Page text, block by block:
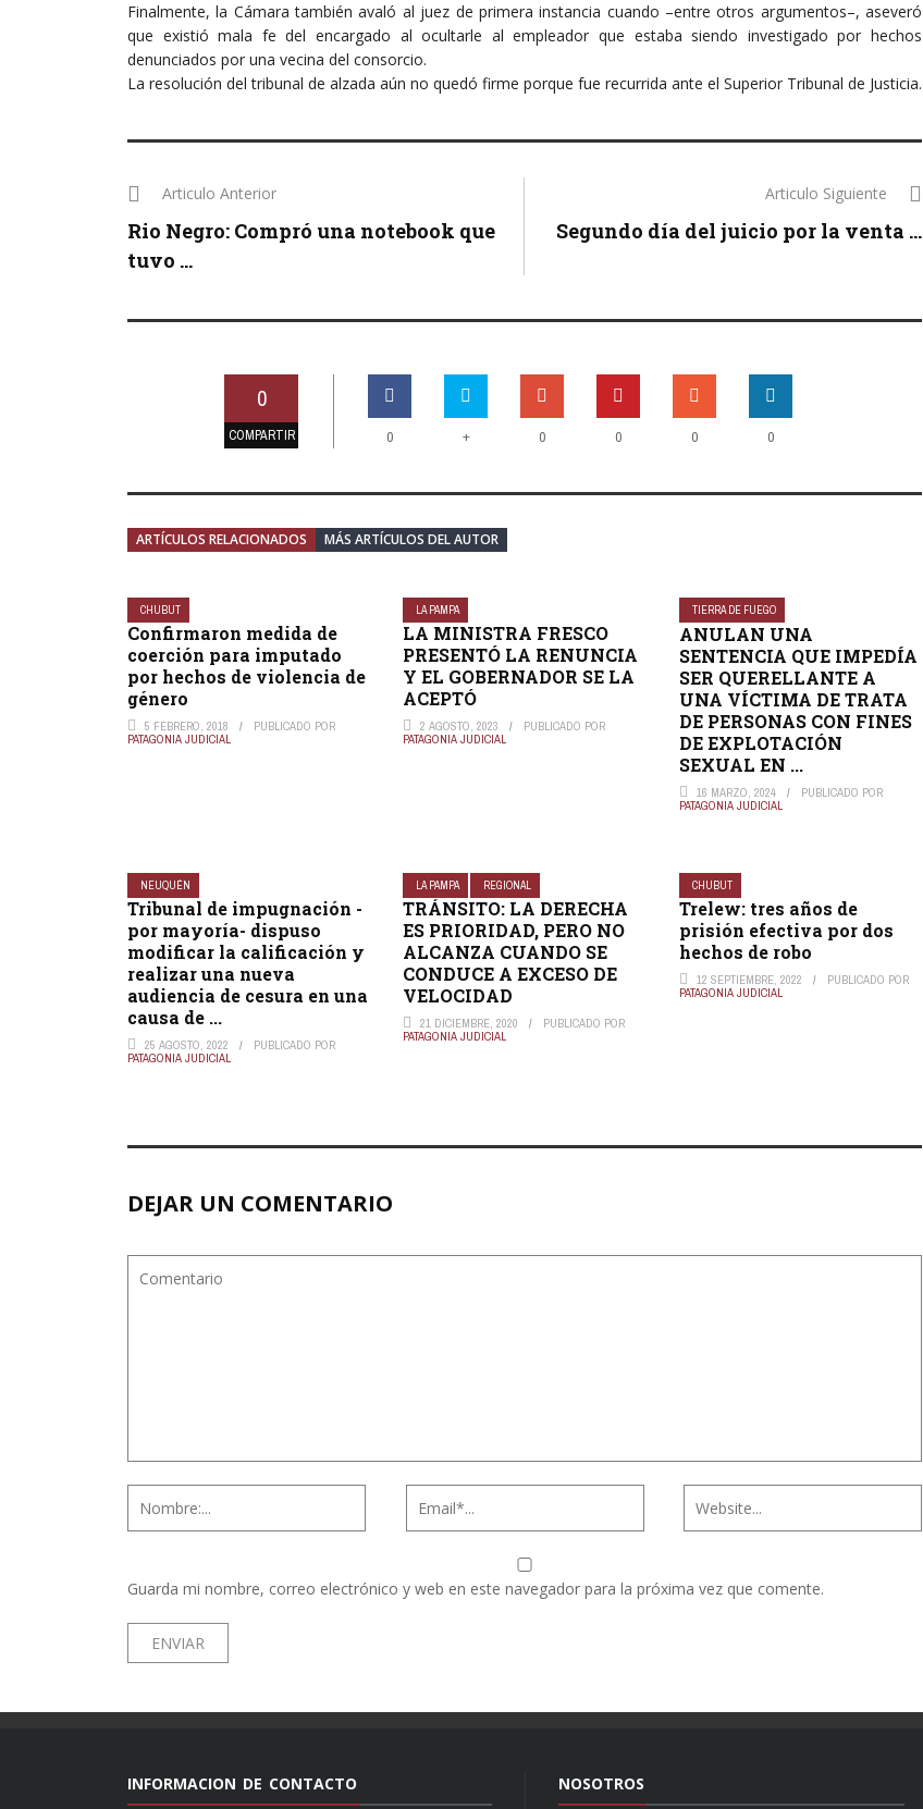
Finalmente, la Cámara también avaló al juez de primera instancia cuando –entre otros argumentos–, aseveró
que existió mala fe del encargado al ocultarle al empleador que estaba siendo investigado por hechos
denunciados por una vecina del consorcio.
La resolución del tribunal de alzada aún no quedó firme porque fue recurrida ante el Superior Tribunal de Justicia.
Articulo Anterior
Rio Negro: Compró una notebook que
tuvo ...
Articulo Siguiente
Segundo día del juicio por la venta ...
0
COMPARTIR 0 + 0 0 0 0
ARTÍCULOS RELACIONADOS MÁS ARTÍCULOS DEL AUTOR
CHUBUT
Confirmaron medida de
coerción para imputado
por hechos de violencia de
género
5 FEBRERO, 2018
PUBLICADO POR
PATAGONIA JUDICIAL
LA PAMPA
LA MINISTRA FRESCO
PRESENTÓ LA RENUNCIA
Y EL GOBERNADOR SE LA
ACEPTÓ
2 AGOSTO, 2023
PUBLICADO POR
PATAGONIA JUDICIAL
TIERRA DE FUEGO
ANULAN UNA
SENTENCIA QUE IMPEDÍA
SER QUERELLANTE A
UNA VÍCTIMA DE TRATA
DE PERSONAS CON FINES
DE EXPLOTACIÓN
SEXUAL EN ...
16 MARZO, 2024
PUBLICADO POR
PATAGONIA JUDICIAL
NEUQUÉN
Tribunal de impugnación -
por mayoría- dispuso
modificar la calificación y
realizar una nueva
audiencia de cesura en una
causa de ...
25 AGOSTO, 2022
PUBLICADO POR
PATAGONIA JUDICIAL
LA PAMPA REGIONAL
TRÁNSITO: LA DERECHA
ES PRIORIDAD, PERO NO
ALCANZA CUANDO SE
CONDUCE A EXCESO DE
VELOCIDAD
21 DICIEMBRE, 2020
PUBLICADO POR
PATAGONIA JUDICIAL
CHUBUT
Trelew: tres años de
prisión efectiva por dos
hechos de robo
12 SEPTIEMBRE, 2022
PUBLICADO POR
PATAGONIA JUDICIAL
DEJAR UN COMENTARIO
Guarda mi nombre, correo electrónico y web en este navegador para la próxima vez que comente.
INFORMACION DE CONTACTO NOSOTROS